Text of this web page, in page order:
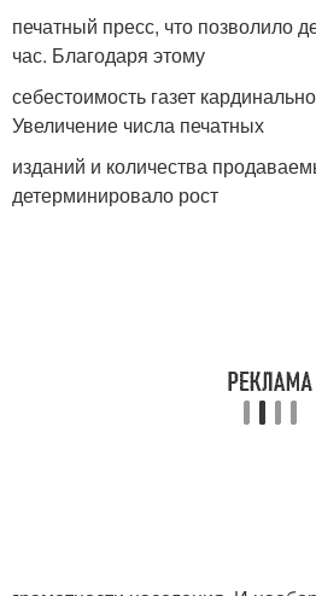
печатный пресс, что позволило
час. Благодаря этому
себестоимость газет
Увеличение числа печатных
изданий и количества
детерминировало рост